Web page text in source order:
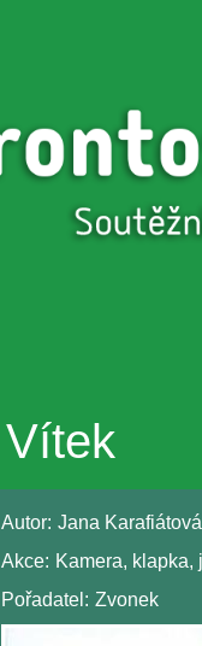
Vítek
Autor: Jana Karafiátová
Akce: Kamera, klapka,
Pořadatel: Zvonek